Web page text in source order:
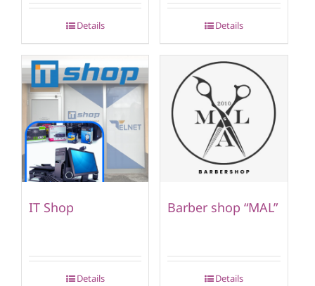
Details Details
IT Shop
Details
Barber shop “MAL”
Details